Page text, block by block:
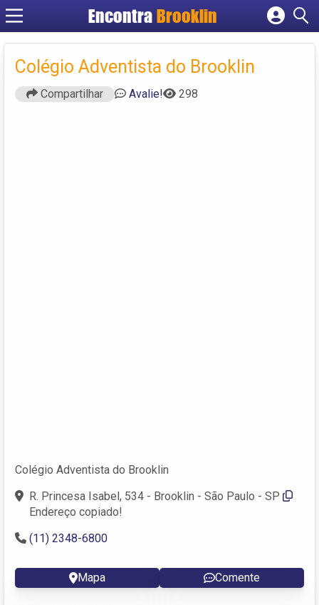
Encontra Brooklin
Cadastrar empresa
Criar conta
Colégio Adventista do Brooklin
Compartilhar Avalie! 298
Colégio Adventista do Brooklin
R. Princesa Isabel, 534 - Brooklin - São Paulo - SP
Endereço copiado!
(11) 2348-6800
Mapa Comente